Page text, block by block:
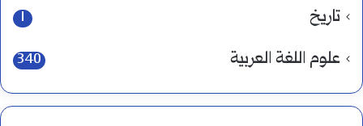
تاريخ 1
علوم اللغة العربية 340